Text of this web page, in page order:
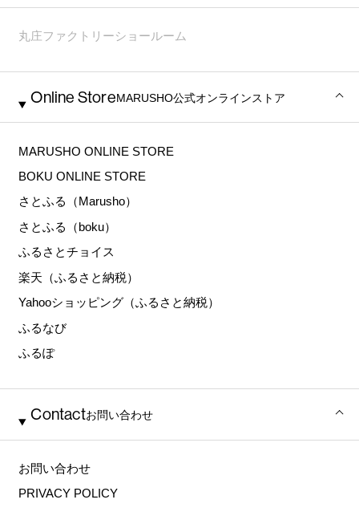
丸庄ファクトリーショールーム
Online StoreMARUSHO公式オンラインストア
MARUSHO ONLINE STORE
BOKU ONLINE STORE
さとふる（Marusho）
さとふる（boku）
ふるさとチョイス
楽天（ふるさと納税）
Yahooショッピング（ふるさと納税）
ふるなび
ふるぽ
Contactお問い合わせ
お問い合わせ
PRIVACY POLICY